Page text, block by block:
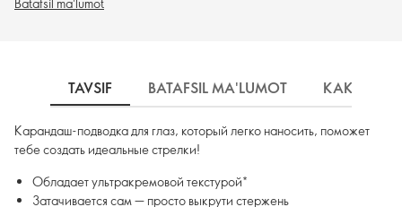
TAVSIF BATAFSIL MA'LUMOT КАК
Карандаш-подводка для глаз, который легко наносить, поможет
тебе создать идеальные стрелки!
Обладает ультракремовой текстурой*
Затачивается сам — просто выкрути стержень